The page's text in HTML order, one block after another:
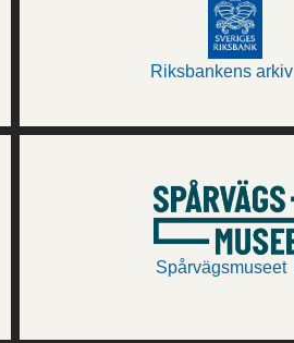
Riksbankens arkiv
Spårvägsmuseet